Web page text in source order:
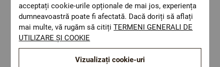
acceptați cookie-urile opționale de mai jos, experiența
dumneavoastră poate fi afectată. Dacă doriți să aflați
mai multe, vă rugăm să citițiTERMENI GENERALI DE
UTILIZARE ȘI COOKIE
Vizualizați cookie-uri